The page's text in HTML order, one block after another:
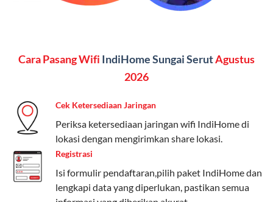
keluarga, nelpon & SMS semua operator, dan akses
Disney+ (untuk paket tertentu).
koneksi internet cepat dan stabil dengan fleksibilitas
kuota. Pilihan harga bervariasi sesuai kebutuhan.
Telkomsel One menyediakan pilihan paket yang
beragam, mulai dari paket hemat hingga premium.
Pengguna bisa memilih sesuai kebutuhan, baik untuk
Cara Pasang Wifi IndiHome Sungai SerutAgustus
2026
Cek Ketersediaan Jaringan
Periksa ketersediaan jaringan wifi IndiHome di
lokasi dengan mengirimkan share lokasi.
Registrasi
Isi formulir pendaftaran,pilih paket IndiHome dan
lengkapi data yang diperlukan, pastikan semua